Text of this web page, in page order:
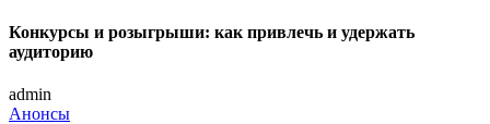
Конкурсы и розыгрыши: как привлечь и удержать
аудиторию
admin
Анонсы